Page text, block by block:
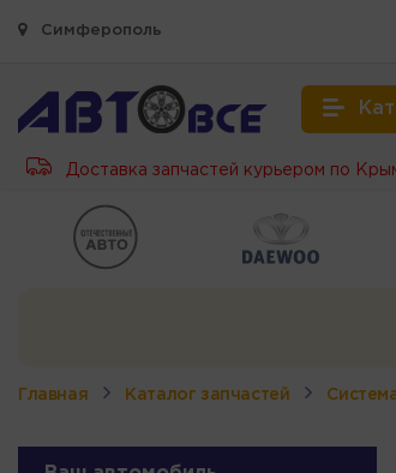
Симферополь
Доставка запчастей курьером по
Главная Каталог запчастей